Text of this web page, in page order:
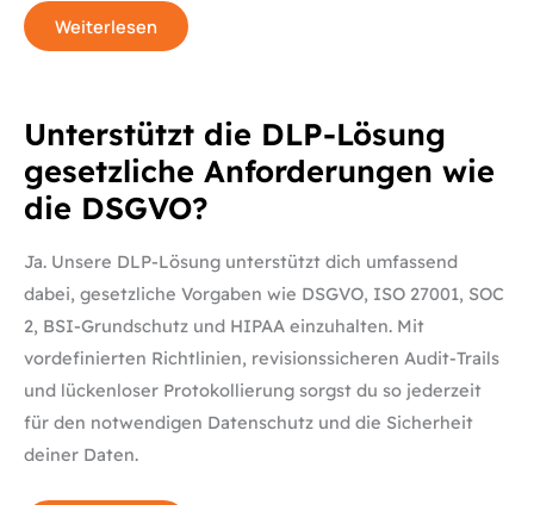
Weiterlesen
Unterstützt die DLP-Lösung
gesetzliche Anforderungen wie
die DSGVO?
Ja. Unsere DLP-Lösung unterstützt dich umfassend
dabei, gesetzliche Vorgaben wie DSGVO, ISO 27001, SOC
2, BSI-Grundschutz und HIPAA einzuhalten. Mit
vordefinierten Richtlinien, revisionssicheren Audit-Trails
und lückenloser Protokollierung sorgst du so jederzeit
für den notwendigen Datenschutz und die Sicherheit
deiner Daten.
Unterstützt
die
Lösung
gesetzliche
Anforderungen
wie
DSGVO?